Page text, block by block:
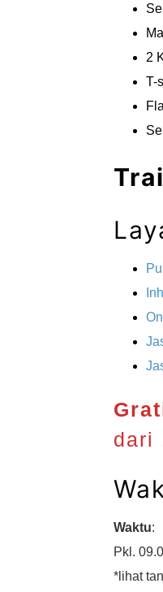
2
T-
dari
Waktu:
Pkl.
*lihat